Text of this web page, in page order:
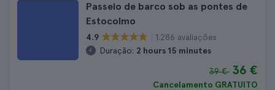
Passeio de barco sob as pontes de
Estocolmo
4.9
1.286 avaliações
Duração: 2 hours 15 minutes
39 € 36 €
Cancelamento GRATUITO